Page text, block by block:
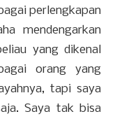
perlengkapan
mendengarkan
yang dikenal
orang yang
tapi saya
Saya tak bisa